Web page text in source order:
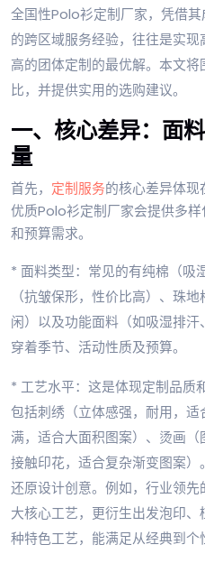
全国性Polo衫定制厂家，凭借
的跨区域服务经验，往往是实现
高的团体定制的最优解。本文
比，并提供实用的选购建议。
一、核心差异：面
量
首先， 定制服务的核心差异体现
优质Polo衫定制厂家会提供多样
和预算需求。
* 面料类型：常见的有纯棉（吸
（抗皱保形，性价比高）、珠
闲）以及功能面料（如吸湿排
穿着季节、活动性质及预算。
* 工艺水平：这是体现定制品质
包括刺绣（立体感强，耐用，适
满，适合大面积图案）、烫画（
接触印花，适合复杂渐变图案
还原设计创意。例如，行业领
大核心工艺，更衍生出发泡印
种特色工艺，能满足从经典到个